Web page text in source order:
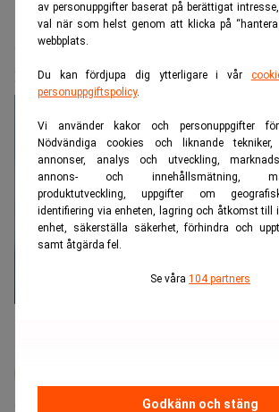
av personuppgifter baserat på berättigat
val när som helst genom att klicka på “hantera
webbplats.
Du kan fördjupa dig ytterligare i vår
personuppgiftspolicy.
Vi använder kakor och personuppgifter
Nödvändiga cookies och liknande
annonser, analys och utveckling,
annons- och innehållsmätning,
produktutveckling, uppgifter om
identifiering via enheten, lagring och åtkomst till
enhet, säkerställa säkerhet, förhindra och
samt åtgärda fel.
Se våra 104 partners
Godkänn och stäng
Realtid.se IT & tech
Skrotar vindkraften i USA –
miljarder för att satsa på
Colliander